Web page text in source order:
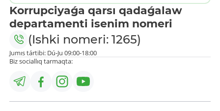
Korrupciyaǵa qarsı qadaǵalaw
departamenti isenim nomeri
(Ishki nomeri: 1265)
Jumıs tártibi: Dú-Ju 09:00-18:00
Biz sociallıq tarmaqta: